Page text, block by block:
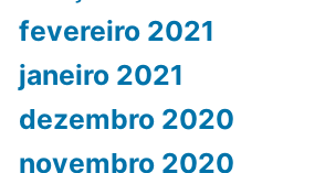
fevereiro 2021
janeiro 2021
dezembro 2020
novembro 2020